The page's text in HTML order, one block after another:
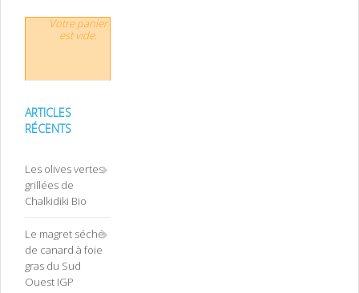
Votre panier
est vide.
ARTICLES
RÉCENTS
Les olives vertes
grillées de
Chalkidiki Bio
Le magret séché
de canard à foie
gras du Sud
Ouest IGP